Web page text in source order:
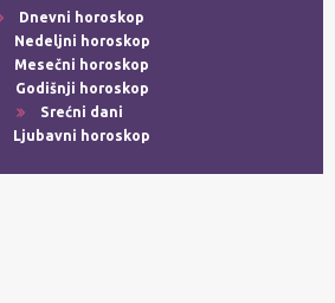
Dnevni horoskop
Nedeljni horoskop
Mesečni horoskop
Godišnji horoskop
Srećni dani
Ljubavni horoskop